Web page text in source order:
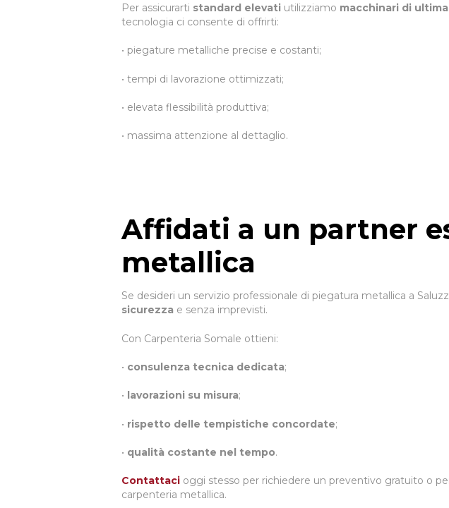
Per assicurarti standard elevati utilizziamo macchinari di
tecnologia ci consente di offrirti:
• piegature metalliche precise e costanti;
• tempi di lavorazione ottimizzati;
• elevata flessibilità produttiva;
• massima attenzione al dettaglio.
Affidati a un partner
metallica
Se desideri un servizio professionale di piegatura metallica a
sicurezza e senza imprevisti.
Con Carpenteria Somale ottieni:
• consulenza tecnica dedicata;
• lavorazioni su misura;
• rispetto delle tempistiche concordate;
• qualità costante nel tempo.
Contattaci oggi stesso per richiedere un preventivo gratuito o
carpenteria metallica.